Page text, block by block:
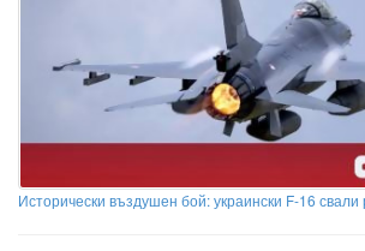
Исторически въздушен бой: украински F-16 свали